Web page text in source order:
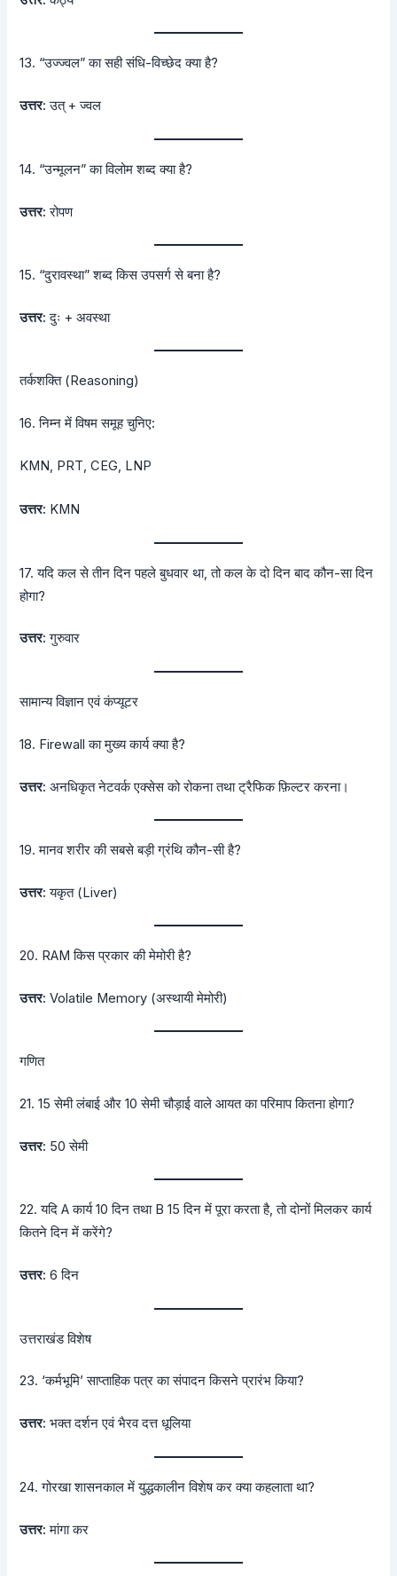
13. “उज्ज्वल” का सही संधि-विच्छेद क्या है?
उत्तर: उत् + ज्वल
14. “उन्मूलन” का विलोम शब्द क्या है?
उत्तर: रोपण
15. “दुरावस्था” शब्द किस उपसर्ग से बना है?
उत्तर: दुः + अवस्था
तर्कशक्ति (Reasoning)
16. निम्न में विषम समूह चुनिए:
KMN, PRT, CEG, LNP
उत्तर: KMN
17. यदि कल से तीन दिन पहले बुधवार था, तो कल के दो दिन बाद कौन-सा दिन
होगा?
उत्तर: गुरुवार
सामान्य विज्ञान एवं कंप्यूटर
18. Firewall का मुख्य कार्य क्या है?
उत्तर: अनधिकृत नेटवर्क एक्सेस को रोकना तथा ट्रैफिक फ़िल्टर करना।
19. मानव शरीर की सबसे बड़ी ग्रंथि कौन-सी है?
उत्तर: यकृत (Liver)
20. RAM किस प्रकार की मेमोरी है?
उत्तर: Volatile Memory (अस्थायी मेमोरी)
गणित
21. 15 सेमी लंबाई और 10 सेमी चौड़ाई वाले आयत का परिमाप कितना होगा?
उत्तर: 50 सेमी
22. यदि A कार्य 10 दिन तथा B 15 दिन में पूरा करता है, तो दोनों मिलकर कार्य
कितने दिन में करेंगे?
उत्तर: 6 दिन
उत्तराखंड विशेष
23. ‘कर्मभूमि’ साप्ताहिक पत्र का संपादन किसने प्रारंभ किया?
उत्तर: भक्त दर्शन एवं भैरव दत्त धूलिया
24. गोरखा शासनकाल में युद्धकालीन विशेष कर क्या कहलाता था?
उत्तर: मांगा कर